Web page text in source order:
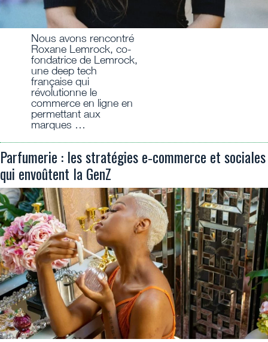
Nous avons rencontré
Roxane Lemrock, co-
fondatrice de Lemrock,
une deep tech
française qui
révolutionne le
commerce en ligne en
permettant aux
marques …
Parfumerie : les stratégies e‑commerce et sociales
qui envoûtent la GenZ